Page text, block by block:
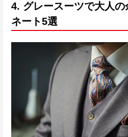
4. グレースーツで大人の
ネート5選